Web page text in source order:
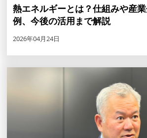
熱エネルギーとは？仕組みや産
例、今後の活用まで解説
2026年04月24日